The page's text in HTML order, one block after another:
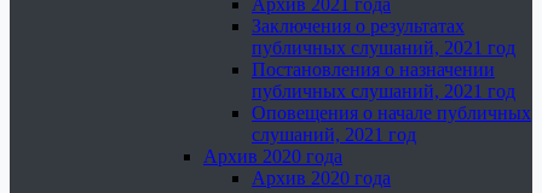
Архив 2021 года
Заключения о результатах
публичных слушаний, 2021 год
Постановления о назначении
публичных слушаний, 2021 год
Оповещения о начале публичных
слушаний, 2021 год
Архив 2020 года
Архив 2020 года